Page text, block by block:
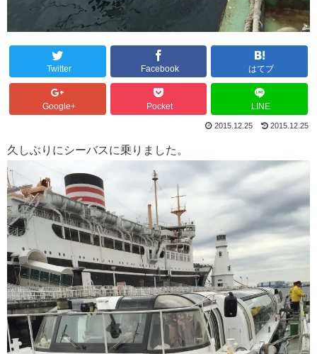
Twitter Facebook はてブ
Google+ Pocket LINE
2015.12.25 2015.12.25
久しぶりにシーバスに乗りました。